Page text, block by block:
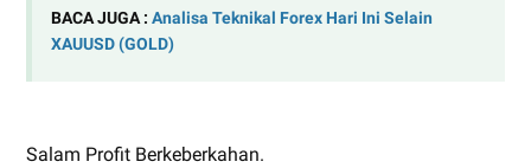
BACA JUGA : Analisa Teknikal Forex Hari Ini Selain
XAUUSD (GOLD)
Salam Profit Berkeberkahan.